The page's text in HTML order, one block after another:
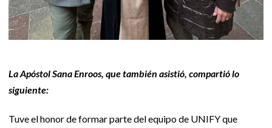
La Apóstol Sana Enroos, que también asistió, compartió lo
siguiente:
Tuve el honor de formar parte del equipo de UNIFY que